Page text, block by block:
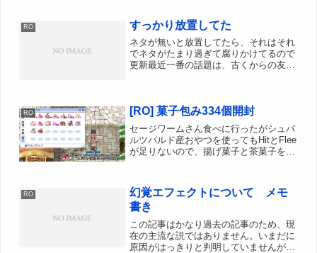
て妄想しながら開けてみました。総数
156個重複整...
RO すっかり放置してた
ネタが無いと放置してたら、それはそれ
でネタがたまり過ぎて腐りかけてるので
更新最近一番の話題は、古くからの友人
と思ってた...
RO [RO] 菓子包み334個開封
セージワームさん食べに行ったがシュバ
ルツバルド産おやつを使ってもHitとFlee
が足りないので、揚げ菓子と茶菓子を使
を開封して入手することにした。よく焼
いたクッキー 1...
RO
幻覚エフェクトについて メモ
書き
この記事はかなり過去の記事のため、現
在の主流な説ではありません。いまだに
原因がはっきりと判明していませんが、